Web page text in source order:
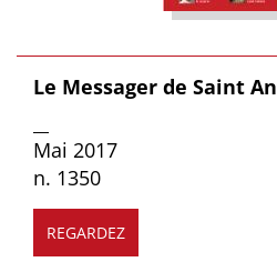
Le Messager de Saint
Mai 2017
n. 1350
REGARDEZ